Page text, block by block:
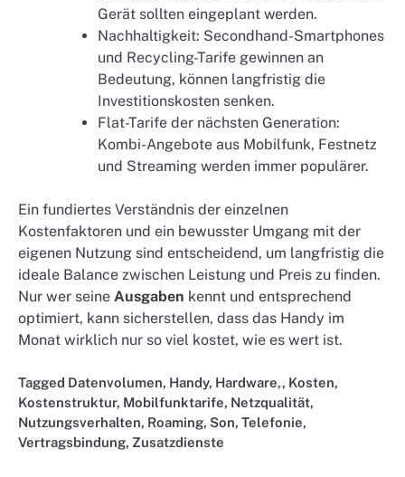
Gerät sollten eingeplant werden.
Nachhaltigkeit: Secondhand-Smartphones
und Recycling-Tarife gewinnen an
Bedeutung, können langfristig die
Investitionskosten senken.
Flat-Tarife der nächsten Generation:
Kombi-Angebote aus Mobilfunk, Festnetz
und Streaming werden immer populärer.
Ein fundiertes Verständnis der einzelnen
Kostenfaktoren und ein bewusster Umgang mit der
eigenen Nutzung sind entscheidend, um langfristig die
ideale Balance zwischen Leistung und Preis zu finden.
Nur wer seine Ausgaben kennt und entsprechend
optimiert, kann sicherstellen, dass das Handy im
Monat wirklich nur so viel kostet, wie es wert ist.
Tagged Datenvolumen, Handy, Hardware,, Kosten,
Kostenstruktur, Mobilfunktarife, Netzqualität,
Nutzungsverhalten, Roaming, Son, Telefonie,
Vertragsbindung, Zusatzdienste